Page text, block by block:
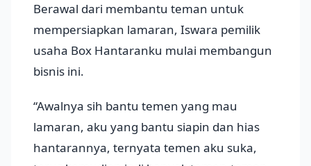
Berawal dari membantu teman untuk
mempersiapkan lamaran, Iswara pemilik
usaha Box Hantaranku mulai membangun
bisnis ini.
“Awalnya sih bantu temen yang mau
lamaran, aku yang bantu siapin dan hias
hantarannya, ternyata temen aku suka,